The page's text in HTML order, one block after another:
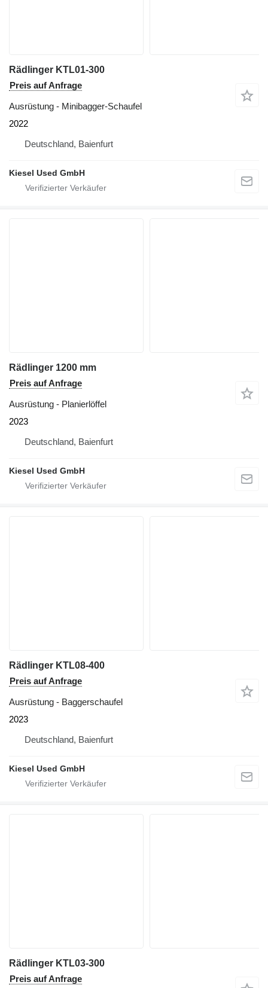
Rädlinger KTL01-300
Preis auf Anfrage
Ausrüstung - Minibagger-Schaufel
2022
Deutschland, Baienfurt
Kiesel Used GmbH
Rädlinger 1200 mm
Preis auf Anfrage
Ausrüstung - Planierlöffel
2023
Deutschland, Baienfurt
Kiesel Used GmbH
Rädlinger KTL08-400
Preis auf Anfrage
Ausrüstung - Baggerschaufel
2023
Deutschland, Baienfurt
Kiesel Used GmbH
Rädlinger KTL03-300
Preis auf Anfrage